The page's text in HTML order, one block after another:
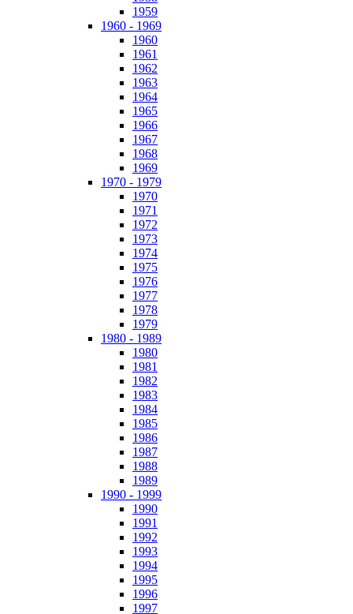
1959
1960 - 1969
1960
1961
1962
1963
1964
1965
1966
1967
1968
1969
1970 - 1979
1970
1971
1972
1973
1974
1975
1976
1977
1978
1979
1980 - 1989
1980
1981
1982
1983
1984
1985
1986
1987
1988
1989
1990 - 1999
1990
1991
1992
1993
1994
1995
1996
1997